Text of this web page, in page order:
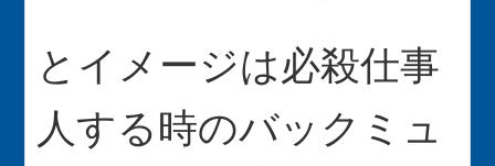
とイメージは必殺仕事
人する時のバックミュ